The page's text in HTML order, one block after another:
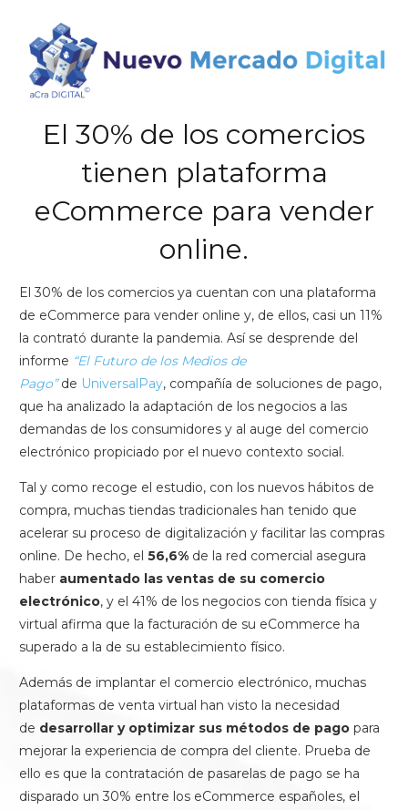
El 30% de los comercios
tienen plataforma
eCommerce para vender
online.
El 30% de los comercios ya cuentan con una plataforma
de eCommerce para vender online y, de ellos, casi un 11%
la contrató durante la pandemia. Así se desprende del
informe “El Futuro de los Medios de
Pago”de UniversalPay, compañía de soluciones de pago,
que ha analizado la adaptación de los negocios a las
demandas de los consumidores y al auge del comercio
electrónico propiciado por el nuevo contexto social.
Tal y como recoge el estudio, con los nuevos hábitos de
compra, muchas tiendas tradicionales han tenido que
acelerar su proceso de digitalización y facilitar las compras
online. De hecho, el 56,6% de la red comercial asegura
haber aumentado las ventas de su comercio
electrónico, y el 41% de los negocios con tienda física y
virtual afirma que la facturación de su eCommerce ha
superado a la de su establecimiento físico.
Además de implantar el comercio electrónico, muchas
plataformas de venta virtual han visto la necesidad
de desarrollar y optimizar sus métodos de pago para
mejorar la experiencia de compra del cliente. Prueba de
ello es que la contratación de pasarelas de pago se ha
disparado un 30% entre los eCommerce españoles, el